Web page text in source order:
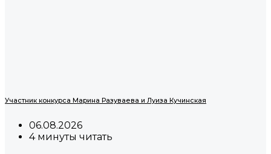
Участник конкурса Марина Разуваева и Луиза Кучинская
06.08.2026
4 минуты читать